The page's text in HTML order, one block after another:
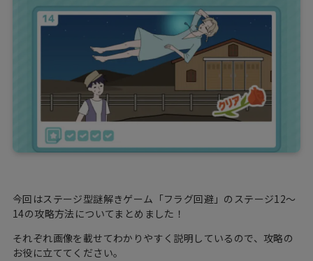
今回はステージ型謎解きゲーム「フラグ回避」のステージ12〜
14の攻略方法についてまとめました！
それぞれ画像を載せてわかりやすく説明しているので、攻略の
お役に立ててください。